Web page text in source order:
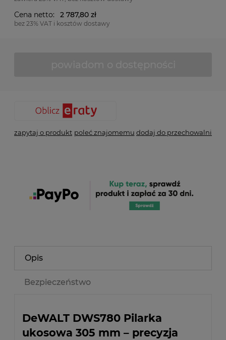
Cena netto: 2 787,80 zł
bez 23% VAT i kosztów dostawy
zapytaj o produkt poleć znajomemu dodaj do przechowalni
Opis
Bezpieczeństwo
DeWALT DWS780 Pilarka
ukosowa 305 mm – precyzja